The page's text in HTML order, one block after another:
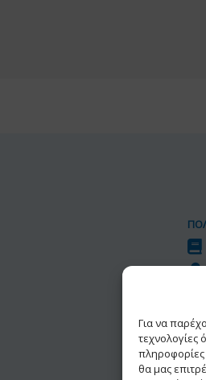
Για να
πληροφορίες
θα μας